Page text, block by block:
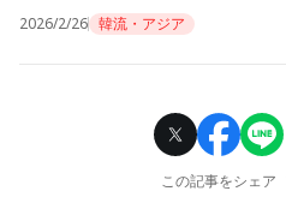
2026/2/26 韓流・アジア
この記事をシェア